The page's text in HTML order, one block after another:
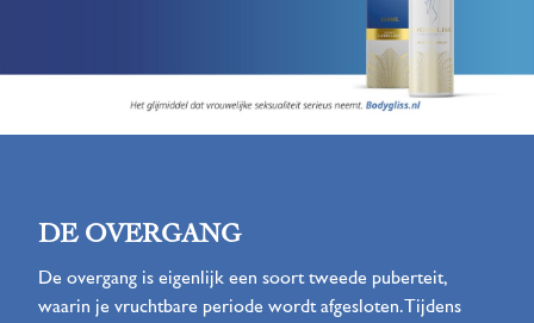
DE OVERGANG
De overgang is eigenlijk een soort tweede puberteit,
waarin je vruchtbare periode wordt afgesloten. Tijdens